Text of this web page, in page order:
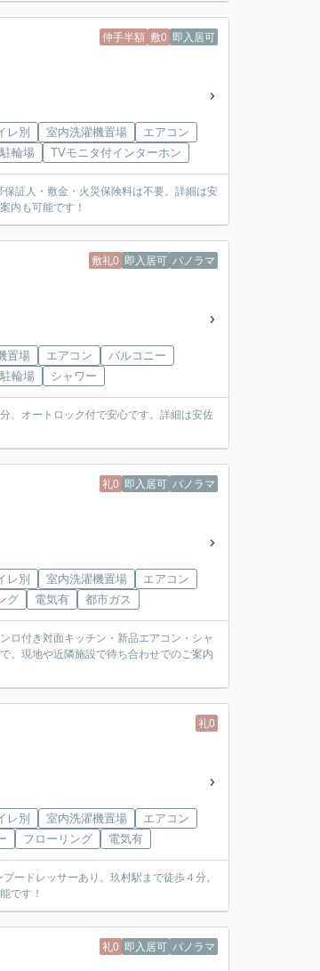
仲手半額 敷0 即入居可
レ別 室内洗濯機置場
エアコン
駐輪場 TVモニタ付インターホン
証人・敷金・火災保険料は不要。詳細は安
内も可能です！
敷礼0 即入居可 パノラマ
置場 エアコン
バルコニー
駐輪場 シャワー
、オートロック付で安心です。詳細は安佐
礼0 即入居可 パノラマ
レ別 室内洗濯機置場
エアコン
グ
電気有 都市ガス
ロ付き対面キッチン・新品エアコン・シャ
。現地や近隣施設で待ち合わせでのご案内
礼0
レ別 室内洗濯機置場
エアコン
フローリング 電気有
ードレッサーあり。玖村駅まで徒歩４分。
です！
礼0 即入居可 パノラマ